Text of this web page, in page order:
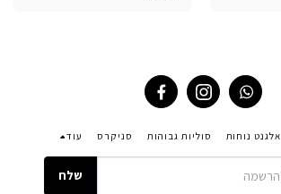
אלגנט נוחות סוליות גבוהות סניקרס עוד
שלח